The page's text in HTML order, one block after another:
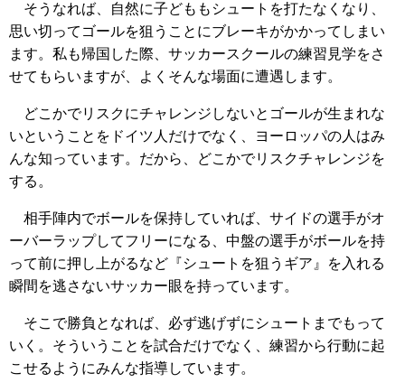
そうなれば、自然に子どももシュートを打たなくなり、
思い切ってゴールを狙うことにブレーキがかかってしまい
ます。私も帰国した際、サッカースクールの練習見学をさ
せてもらいますが、よくそんな場面に遭遇します。
どこかでリスクにチャレンジしないとゴールが生まれな
いということをドイツ人だけでなく、ヨーロッパの人はみ
んな知っています。だから、どこかでリスクチャレンジを
する。
相手陣内でボールを保持していれば、サイドの選手がオ
ーバーラップしてフリーになる、中盤の選手がボールを持
って前に押し上がるなど『シュートを狙うギア』を入れる
瞬間を逃さないサッカー眼を持っています。
そこで勝負となれば、必ず逃げずにシュートまでもって
いく。そういうことを試合だけでなく、練習から行動に起
こせるようにみんな指導しています。